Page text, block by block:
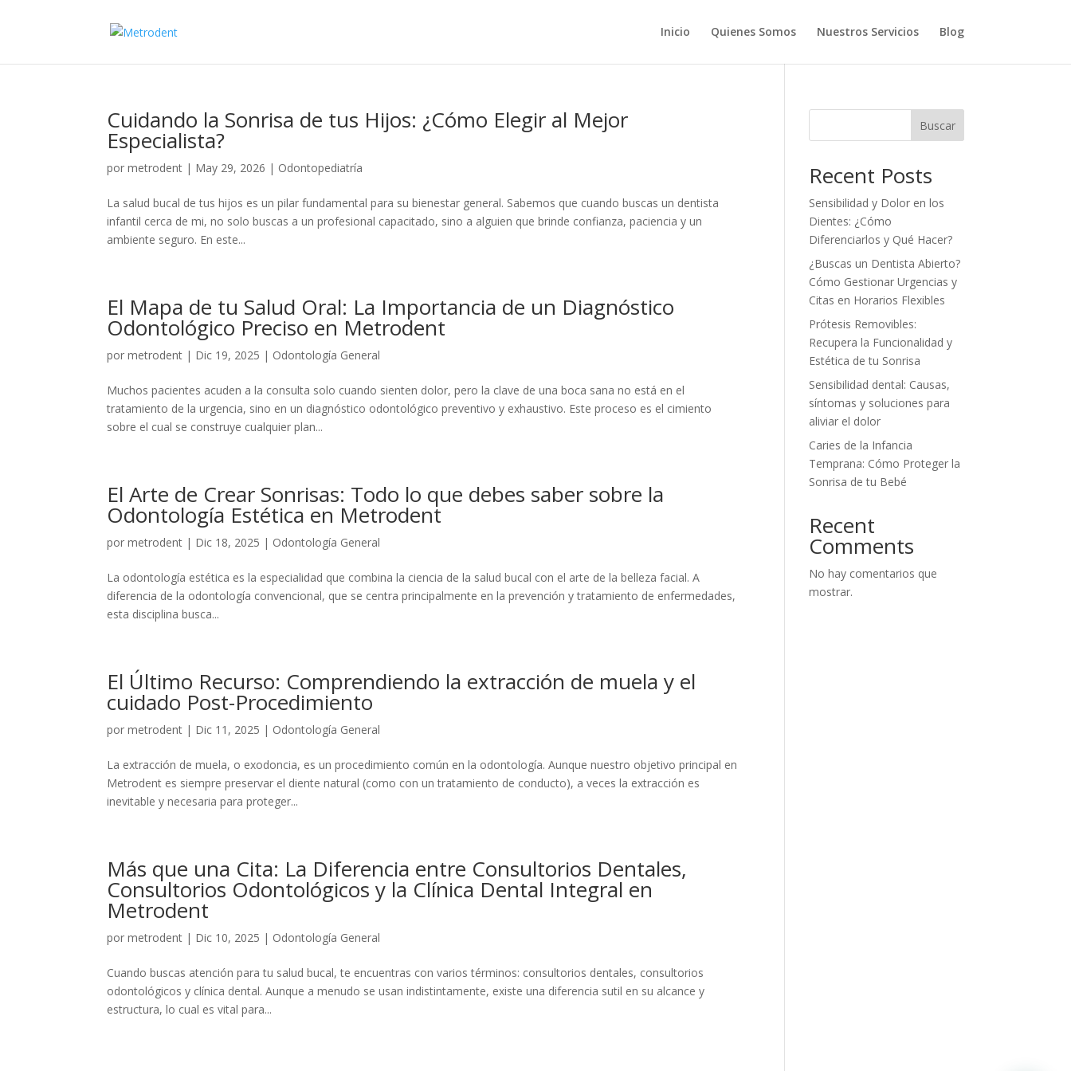
Inicio Quienes Somos Nuestros Servicios Blog
Cuidando la Sonrisa de tus Hijos: ¿Cómo Elegir al Mejor
Especialista?
pormetrodent | May 29, 2026 | Odontopediatría
La salud bucal de tus hijos es un pilar fundamental para su bienestar general. Sabemos que cuando buscas un dentista
infantil cerca de mi, no solo buscas a un profesional capacitado, sino a alguien que brinde confianza, paciencia y un
ambiente seguro. En este...
El Mapa de tu Salud Oral: La Importancia de un Diagnóstico
Odontológico Preciso en Metrodent
pormetrodent | Dic 19, 2025 | Odontología General
Muchos pacientes acuden a la consulta solo cuando sienten dolor, pero la clave de una boca sana no está en el
tratamiento de la urgencia, sino en un diagnóstico odontológico preventivo y exhaustivo. Este proceso es el cimiento
sobre el cual se construye cualquier plan...
El Arte de Crear Sonrisas: Todo lo que debes saber sobre la
Odontología Estética en Metrodent
pormetrodent | Dic 18, 2025 | Odontología General
La odontología estética es la especialidad que combina la ciencia de la salud bucal con el arte de la belleza facial. A
diferencia de la odontología convencional, que se centra principalmente en la prevención y tratamiento de enfermedades,
esta disciplina busca...
El Último Recurso: Comprendiendo la extracción de muela y el
cuidado Post-Procedimiento
pormetrodent | Dic 11, 2025 | Odontología General
La extracción de muela, o exodoncia, es un procedimiento común en la odontología. Aunque nuestro objetivo principal en
Metrodent es siempre preservar el diente natural (como con un tratamiento de conducto), a veces la extracción es
inevitable y necesaria para proteger...
Más que una Cita: La Diferencia entre Consultorios Dentales,
Consultorios Odontológicos y la Clínica Dental Integral en
Metrodent
pormetrodent | Dic 10, 2025 | Odontología General
Cuando buscas atención para tu salud bucal, te encuentras con varios términos: consultorios dentales, consultorios
odontológicos y clínica dental. Aunque a menudo se usan indistintamente, existe una diferencia sutil en su alcance y
estructura, lo cual es vital para...
Buscar
Recent Posts
Sensibilidad y Dolor en los
Dientes: ¿Cómo
Diferenciarlos y Qué Hacer?
¿Buscas un Dentista Abierto?
Cómo Gestionar Urgencias y
Citas en Horarios Flexibles
Prótesis Removibles:
Recupera la Funcionalidad y
Estética de tu Sonrisa
Sensibilidad dental: Causas,
síntomas y soluciones para
aliviar el dolor
Caries de la Infancia
Temprana: Cómo Proteger la
Sonrisa de tu Bebé
Recent
Comments
No hay comentarios que
mostrar.